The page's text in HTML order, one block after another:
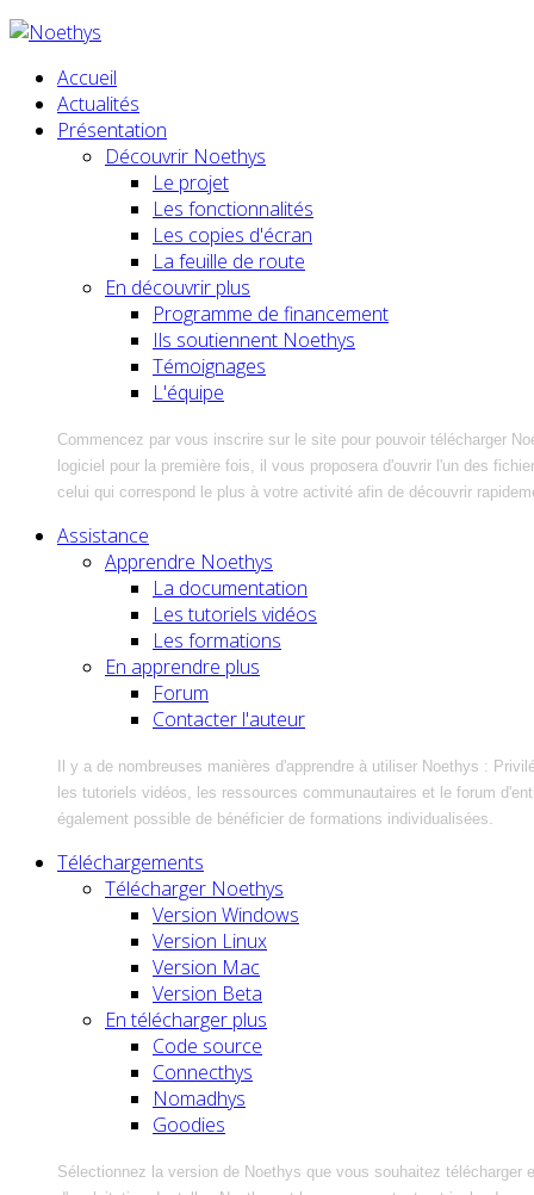
Accueil
Actualités
Présentation
Découvrir Noethys
Le projet
Les fonctionnalités
Les copies d'écran
La feuille de route
En découvrir plus
Programme de financement
Ils soutiennent Noethys
Témoignages
L'équipe
Commencez par vous inscrire sur le site pour pouvoir télécharger
logiciel pour la première fois, il vous proposera d'ouvrir l'un des
celui qui correspond le plus à votre activité afin de découvrir
Assistance
Apprendre Noethys
La documentation
Les tutoriels vidéos
Les formations
En apprendre plus
Forum
Contacter l'auteur
Il y a de nombreuses manières d'apprendre à utiliser Noethys :
les tutoriels vidéos, les ressources communautaires et le forum
également possible de bénéficier de formations individualisées.
Téléchargements
Télécharger Noethys
Version Windows
Version Linux
Version Mac
Version Beta
En télécharger plus
Code source
Connecthys
Nomadhys
Goodies
Sélectionnez la version de Noethys que vous souhaitez télécharger